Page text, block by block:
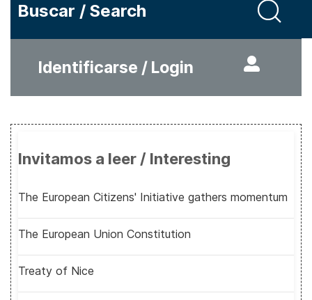
Buscar / Search
Identificarse / Login
Invitamos a leer / Interesting
The European Citizens' Initiative gathers momentum
The European Union Constitution
Treaty of Nice